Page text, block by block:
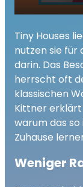
play_arrow
00:00
Tiny Houses
nutzen sie für
darin. Das
herrscht oft
klassischen
Kittner erklärt
warum das so
Zuhause
Weniger